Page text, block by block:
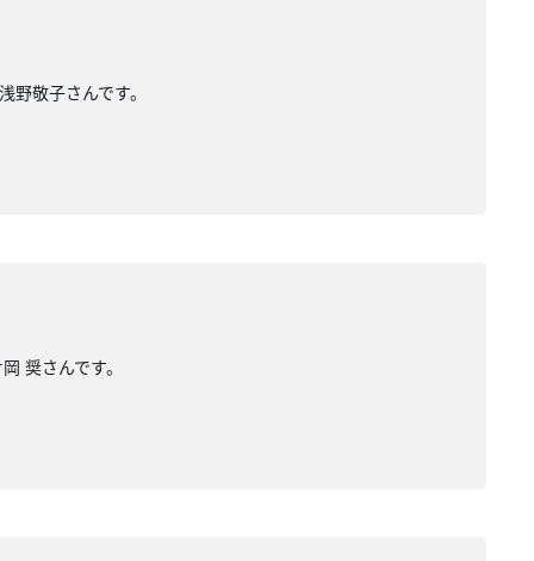
敬子さんです。
奨さんです。